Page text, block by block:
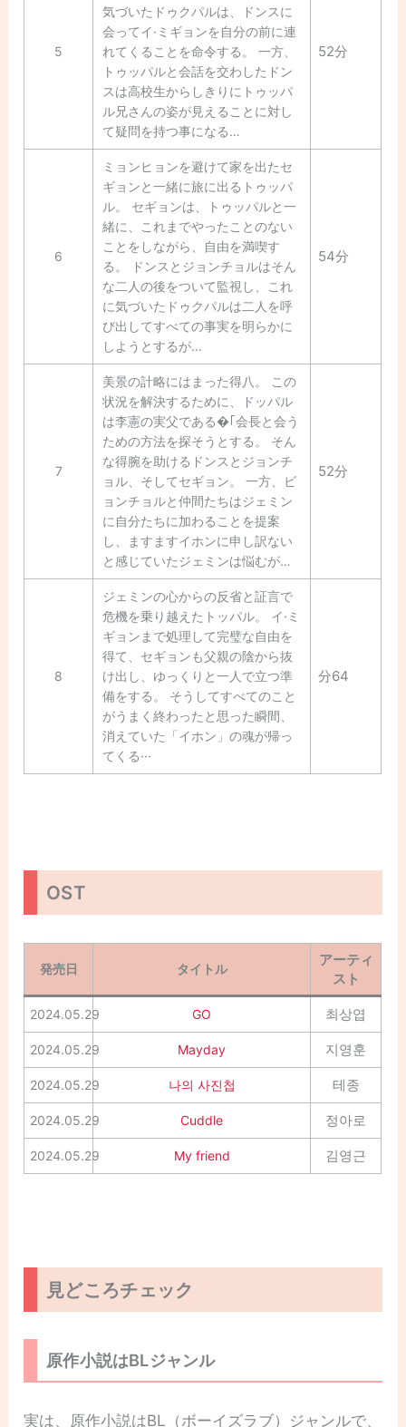
5
気づいたドゥクパルは、ドンスに
会ってイ·ミギョンを自分の前に連
れてくることを命令する。 一方、
トゥッパルと会話を交わしたドン
スは高校生からしきりにトゥッパ
ル兄さんの姿が見えることに対し
て疑問を持つ事になる…
52分
6
ミョンヒョンを避けて家を出たセ
ギョンと一緒に旅に出るトゥッパ
ル。 セギョンは、トゥッパルと一
緒に、これまでやったことのない
ことをしながら、自由を満喫す
る。 ドンスとジョンチョルはそん
な二人の後をついて監視し、これ
に気づいたドゥクパルは二人を呼
び出してすべての事実を明らかに
しようとするが…
54分
7
美景の計略にはまった得八。 この
状況を解決するために、ドッパル
は李憲の実父である�｢会長と会う
ための方法を探そうとする。 そん
な得腕を助けるドンスとジョンチ
ョル、そしてセギョン。 一方、ビ
ョンチョルと仲間たちはジェミン
に自分たちに加わることを提案
し、ますますイホンに申し訳ない
と感じていたジェミンは悩むが…
52分
8
ジェミンの心からの反省と証言で
危機を乗り越えたトッパル。 イ·ミ
ギョンまで処理して完璧な自由を
得て、セギョンも父親の陰から抜
け出し、ゆっくりと一人で立つ準
備をする。 そうしてすべてのこと
がうまく終わったと思った瞬間、
消えていた「イホン」の魂が帰っ
てくる···
分64
OST
発売日 タイトル
アーティ
スト
2024.05.29 GO 최상엽
2024.05.29 Mayday 지영훈
2024.05.29 나의 사진첩 테종
2024.05.29 Cuddle 정아로
2024.05.29 My friend 김영근
見どころチェック
原作小説はBLジャンル
実は、原作小説はBL（ボーイズラブ）ジャンルで、